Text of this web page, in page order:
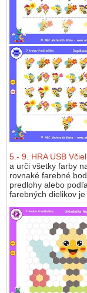
5.- 9. HRA USB
a urči všetky farby
rovnaké farebné
predlohy alebo
farebných dielikov